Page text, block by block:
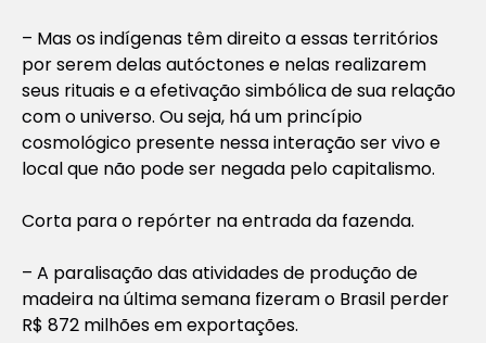
– Mas os indígenas têm direito a essas territórios
por serem delas autóctones e nelas realizarem
seus rituais e a efetivação simbólica de sua relação
com o universo. Ou seja, há um princípio
cosmológico presente nessa interação ser vivo e
local que não pode ser negada pelo capitalismo.
Corta para o repórter na entrada da fazenda.
– A paralisação das atividades de produção de
madeira na última semana fizeram o Brasil perder
R$ 872 milhões em exportações.